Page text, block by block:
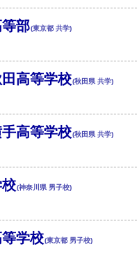
部(東京都 共学)
高等学校(秋田県 共学)
高等学校(秋田県 共学)
(神奈川県 男子校)
学校(東京都 男子校)